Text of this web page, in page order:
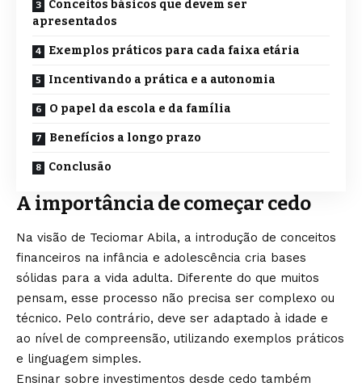
Conceitos básicos que devem ser
apresentados
Exemplos práticos para cada faixa etária
Incentivando a prática e a autonomia
O papel da escola e da família
Benefícios a longo prazo
Conclusão
A importância de começar cedo
Na visão de Teciomar Abila, a introdução de conceitos
financeiros na infância e adolescência cria bases
sólidas para a vida adulta. Diferente do que muitos
pensam, esse processo não precisa ser complexo ou
técnico. Pelo contrário, deve ser adaptado à idade e
ao nível de compreensão, utilizando exemplos práticos
e linguagem simples.
Ensinar sobre investimentos desde cedo também